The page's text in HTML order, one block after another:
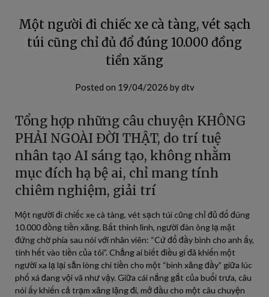
Một người đi chiếc xe cà tàng, vét sạch
túi cũng chỉ đủ đổ đúng 10.000 đồng
tiền xăng
Posted on 19/04/2026 bydtv
Tổng hợp những câu chuyện KHÔNG
PHẢI NGOÀI ĐỜI THẬT, do trí tuệ
nhân tạo AI sáng tạo, không nhằm
mục đích hạ bệ ai, chỉ mang tính
chiêm nghiệm, giải trí
Một người đi chiếc xe cà tàng, vét sạch túi cũng chỉ đủ đổ đúng
10.000 đồng tiền xăng. Bất thình lình, người đàn ông lạ mặt
đứng chờ phía sau nói với nhân viên: “Cứ đổ đầy bình cho anh ấy,
tính hết vào tiền của tôi”. Chẳng ai biết điều gì đã khiến một
người xa lạ lại sẵn lòng chi tiền cho một “bình xăng đầy” giữa lúc
phố xá đang vội vã như vậy. Giữa cái nắng gắt của buổi trưa, câu
nói ấy khiến cả trạm xăng lặng đi, mở đầu cho một câu chuyện